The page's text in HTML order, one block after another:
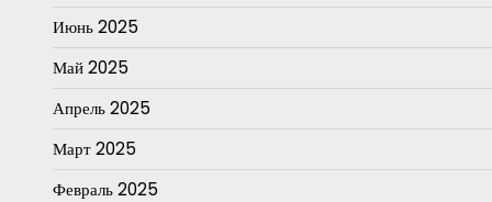
Июнь 2025
Май 2025
Апрель 2025
Март 2025
Февраль 2025